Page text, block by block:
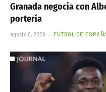
Granada negocia con
portería
agosto 6, 2026 FÚTBOL DE